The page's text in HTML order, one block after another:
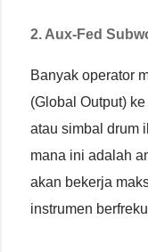
2. Aux-Fed
Banyak operator
(Global Output)
atau simbal drum
mana ini adalah
akan bekerja
instrumen